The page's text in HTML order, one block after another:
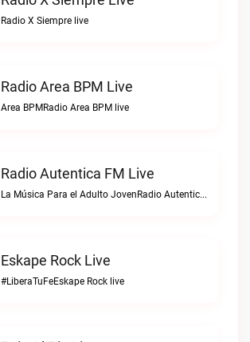
Radio X Siempre live
Radio Area BPM Live
Area BPMRadio Area BPM live
Radio Autentica FM Live
La Música Para el Adulto JovenRadio Autentica FM live
Eskape Rock Live
#LiberaTuFeEskape Rock live